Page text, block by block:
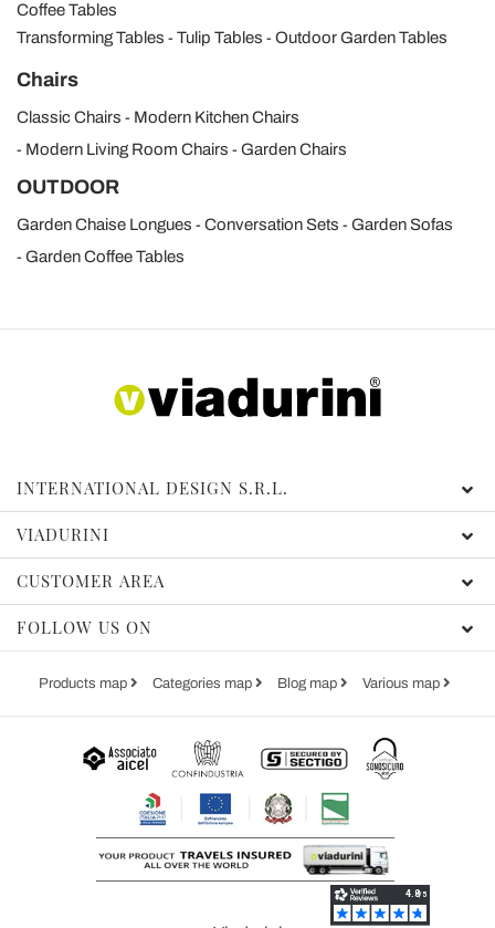
Coffee Tables
Transforming Tables
Tulip Tables Outdoor Garden Tables
Chairs
Classic Chairs
Modern Kitchen Chairs
Modern Living Room Chairs
Garden Chairs
OUTDOOR
Garden Chaise Longues Conversation Sets
Garden Sofas
Garden Coffee Tables
INTERNATIONAL DESIGN S.R.L.
VIADURINI
CUSTOMER AREA
FOLLOW US ON
Products map Categories map Blog map Various map